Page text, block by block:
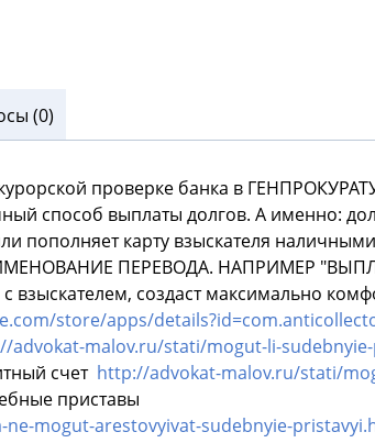
(0)
проверке банка в
способ выплаты долгов. А именно:
пополняет карту взыскателя
ПЕРЕВОДА. НАПРИМЕР
взыскателем, создаст максимально
store/apps/
advokat-malov.ru/stati/mogut-li-
счет http://advokat-malov.ru/stati/
приставы
mogut-arestovyivat-sudebnyie-